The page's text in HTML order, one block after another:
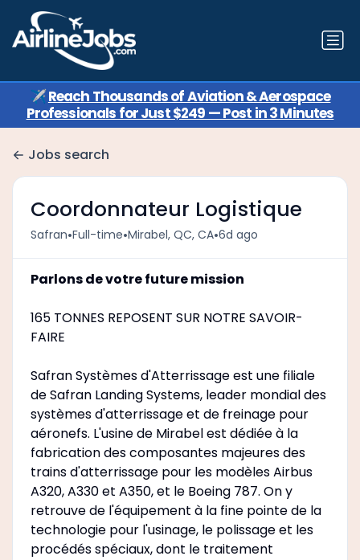
✈️Reach Thousands of Aviation & Aerospace
Professionals for Just $249 — Post in 3 Minutes
Jobs search
Coordonnateur Logistique
Safran•Full-time•Mirabel, QC, CA•6d ago
Parlons de votre future mission
165 TONNES REPOSENT SUR NOTRE SAVOIR-
FAIRE
Safran Systèmes d'Atterrissage est une filiale
de Safran Landing Systems, leader mondial des
systèmes d'atterrissage et de freinage pour
aéronefs. L'usine de Mirabel est dédiée à la
fabrication des composantes majeures des
trains d'atterrissage pour les modèles Airbus
A320, A330 et A350, et le Boeing 787. On y
retrouve de l'équipement à la fine pointe de la
technologie pour l'usinage, le polissage et les
procédés spéciaux, dont le traitement